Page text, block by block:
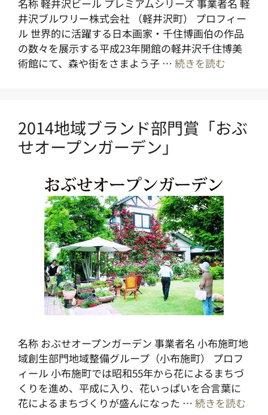
名称 軽井沢ビール プレミアムシリーズ 事業者名 軽
井沢ブルワリー株式会社 （軽井沢町） プロフィー
ル 世界的に活躍する日本画家・千住博画伯の作品
の数々を展示する平成23年開館の軽井沢千住博美
術館にて、森や街をさまよう子 … 続きを読む
2014地域ブランド部門賞「おぶ
せオープンガーデン」
名称 おぶせオープンガーデン 事業者名 小布施町地
域創生部門地域整備グループ（小布施町） プロフ
ィール 小布施町では昭和55年から花によるまちづ
くりを進め、平成に入り、花いっぱいを合言葉に
花によるまちづくりが盛んになった … 続きを読む